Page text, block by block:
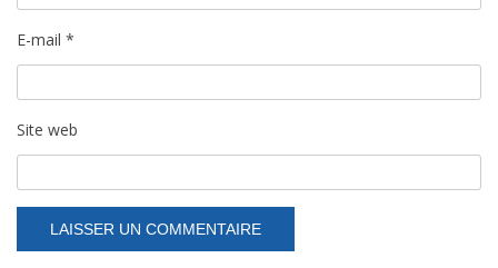
E-mail *
Site web